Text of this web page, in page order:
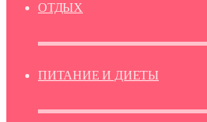
ОТДЫХ
ПИТАНИЕ И ДИЕТЫ